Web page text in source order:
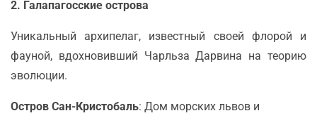
2. Галапагосские острова
Уникальный архипелаг, известный своей флорой и
фауной, вдохновивший Чарльза Дарвина на теорию
эволюции.
Остров Сан-Кристобаль: Дом морских львов и